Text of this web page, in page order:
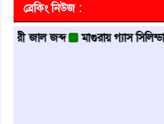
ব্রেকিং নিউজ :
জব্দ মাগুরায় গ্যাস সিলিন্ডারের